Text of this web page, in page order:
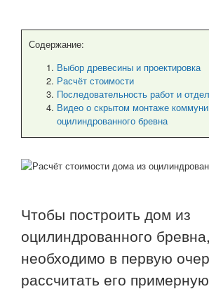
Содержание:
Выбор древесины и проектировка
Расчёт стоимости
Последовательность работ и
Видео о скрытом монтаже
оцилиндрованного бревна
Чтобы построить дом из
оцилиндрованного бревна,
необходимо в первую
рассчитать его